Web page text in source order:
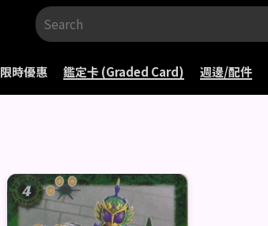
限時優惠 鑑定卡 (Graded Card) 週邊/配件